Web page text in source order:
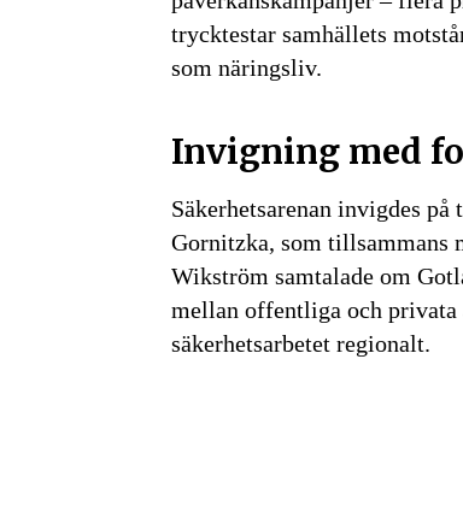
trycktestar samhällets
som näringsliv.
Invigning med
Säkerhetsarenan invigdes
Gornitzka, som tillsammans
Wikström samtalade om
mellan offentliga och
säkerhetsarbetet regionalt.